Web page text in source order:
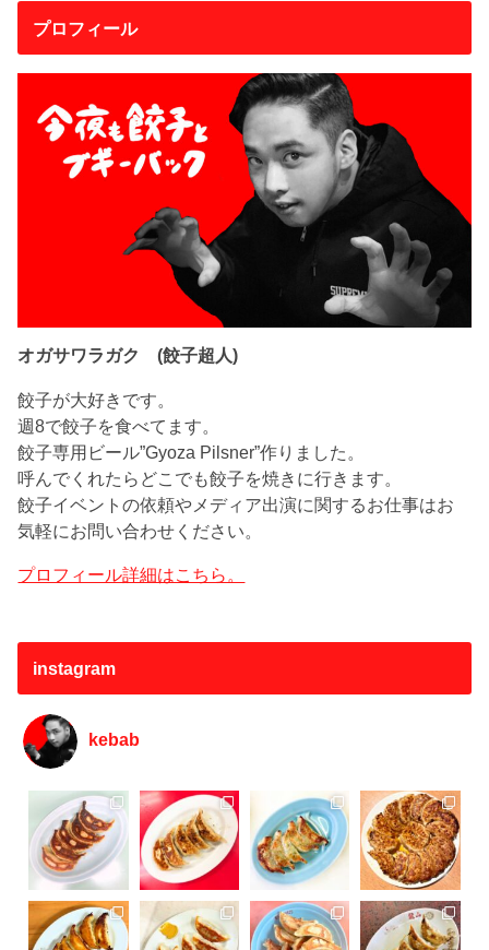
プロフィール
オガサワラガク (餃子超人)
餃子が大好きです。
週8で餃子を食べてます。
餃子専用ビール”Gyoza Pilsner”作りました。
呼んでくれたらどこでも餃子を焼きに行きます。
餃子イベントの依頼やメディア出演に関するお仕事はお
気軽にお問い合わせください。
プロフィール詳細はこちら。
instagram
kebab